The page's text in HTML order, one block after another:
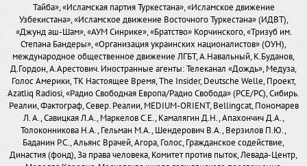
Тайба», «Исламская партия Туркестана», «Исламское движение
Узбекистана», «Исламское движение Восточного Туркестана» (ИДВТ),
«Джунд аш-Шам», «АУМ Синрике», «Братство» Корчинского, «Тризуб им.
Степана Бандеры», «Организация украинских националистов» (ОУН),
международное общественное движение ЛГБТ, А.Навальный, К.Буданов,
Д.Гордон, А.Арестович. Иностранные агенты: Телеканал «Дождь», Медуза,
Голос Америки, ТК Настоящее Время, The Insider, Deutsche Welle, Проект,
Azatliq Radiosi, «Радио Свободная Европа/Радио Свобода» (PCE/PC), Сибирь.
Реалии, Фактограф, Север. Реалии, MEDIUM-ORIENT, Bellingcat, Пономарев
Л. А., Савицкая Л.А., Маркелов С.Е., Камалягин Д.Н., Апахончич Д.А.,
Толоконникова Н.А., Гельман М.А., Шендерович В.А., Верзилов П.Ю.,
Баданин Р.С., Альянс Врачей, Агора, Голос, Гражданское содействие,
Династия (фонд), За права человека, Комитет против пыток, Левада-Центр,